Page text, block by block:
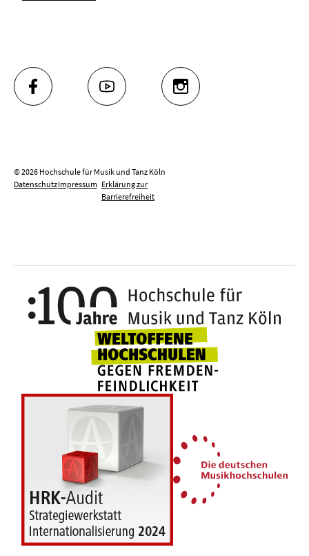
FACEBOOK YOUTUBE INSTAGRAM
© 2026 Hochschule für Musik und Tanz Köln
DatenschutzImpressum Erklärung zur
Barrierefreiheit